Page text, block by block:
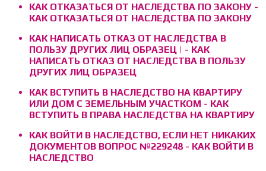
КАК ОТКАЗАТЬСЯ ОТ НАСЛЕДСТВА ПО ЗАКОНУ -
КАК ОТКАЗАТЬСЯ ОТ НАСЛЕДСТВА ПО ЗАКОНУ
КАК НАПИСАТЬ ОТКАЗ ОТ НАСЛЕДСТВА В
ПОЛЬЗУ ДРУГИХ ЛИЦ ОБРАЗЕЦ | - КАК
НАПИСАТЬ ОТКАЗ ОТ НАСЛЕДСТВА В ПОЛЬЗУ
ДРУГИХ ЛИЦ ОБРАЗЕЦ
КАК ВСТУПИТЬ В НАСЛЕДСТВО НА КВАРТИРУ
ИЛИ ДОМ С ЗЕМЕЛЬНЫМ УЧАСТКОМ - КАК
ВСТУПИТЬ В ПРАВА НАСЛЕДСТВА НА КВАРТИРУ
КАК ВОЙТИ В НАСЛЕДСТВО, ЕСЛИ НЕТ НИКАКИХ
ДОКУМЕНТОВ ВОПРОС №229248 - КАК ВОЙТИ В
НАСЛЕДСТВО